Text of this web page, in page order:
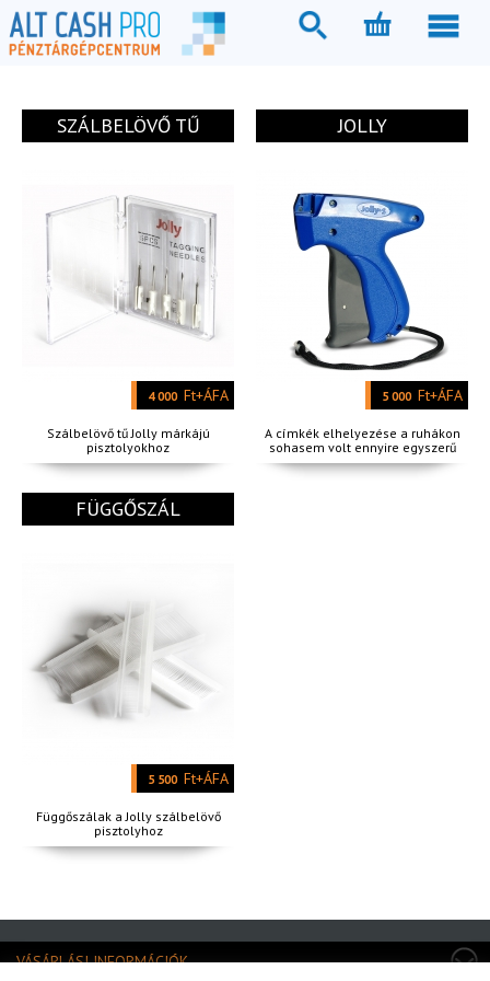
SZÁLBELÖVŐ TŰ
4 000 Ft+ÁFA
Szálbelövő tű Jolly márkájú
pisztolyokhoz
JOLLY
5 000 Ft+ÁFA
A címkék elhelyezése a ruhákon
sohasem volt ennyire egyszerű
FÜGGŐSZÁL
5 500 Ft+ÁFA
Függőszálak a Jolly szálbelövő
pisztolyhoz
VÁSÁRLÁSI INFORMÁCIÓK